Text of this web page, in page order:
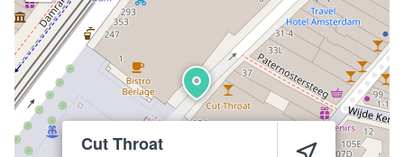
Cut Throat